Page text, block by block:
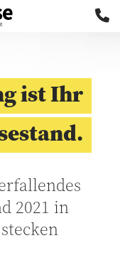
ist Ihr
2021 in